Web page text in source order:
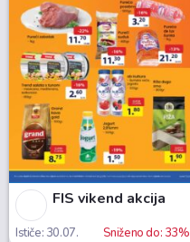
FIS vikend akcija
Ističe: 30.07. Sniženo do: 33%